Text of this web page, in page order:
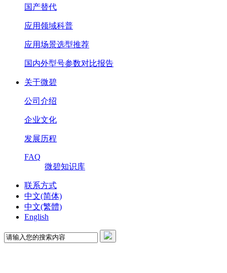
国产替代
应用领域科普
应用场景选型推荐
国内外型号参数对比报告
关于微碧
公司介绍
企业文化
发展历程
FAQ
微碧知识库
联系方式
中文(简体)
中文(繁體)
English